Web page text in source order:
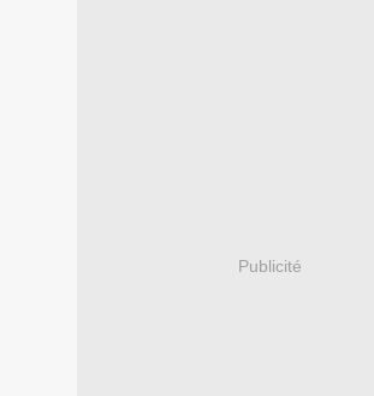
Publicité